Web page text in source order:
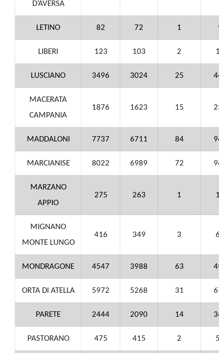
D’AVERSA
LETINO 82 72 1
LIBERI 123 103 2
LUSCIANO 3496 3024 25
MACERATA
CAMPANIA
1876 1623 15
MADDALONI 7737 6711 84
MARCIANISE 8022 6989 72
MARZANO
APPIO
275 263 1
MIGNANO
MONTE LUNGO
416 349 3
MONDRAGONE 4547 3988 63
ORTA DI ATELLA 5972 5268 31
PARETE 2444 2090 14
PASTORANO 475 415 2